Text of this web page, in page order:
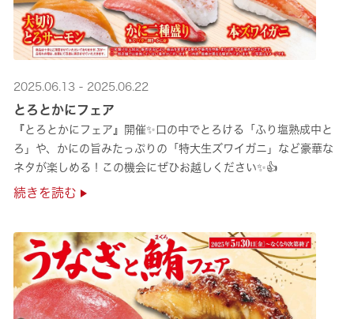
2025.06.13 - 2025.06.22
とろとかにフェア
『とろとかにフェア』開催✨口の中でとろける「ふり塩熟成中と
ろ」や、かにの旨みたっぷりの「特大生ズワイガニ」など豪華な
ネタが楽しめる！この機会にぜひお越しください✨👍
続きを読む